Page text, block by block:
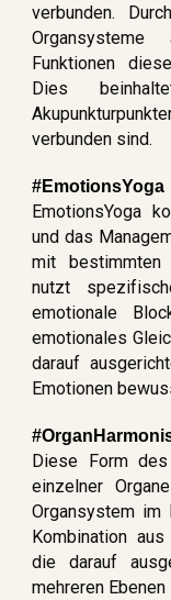
verbunden.
Funktionen
Dies
verbunden sind.
#EmotionsYoga
EmotionsYoga
und das
mit bestimmten
nutzt
emotionale
emotionales
darauf
Emotionen
Diese Form
einzelner
Organsystem im
Kombination
die darauf
mehreren